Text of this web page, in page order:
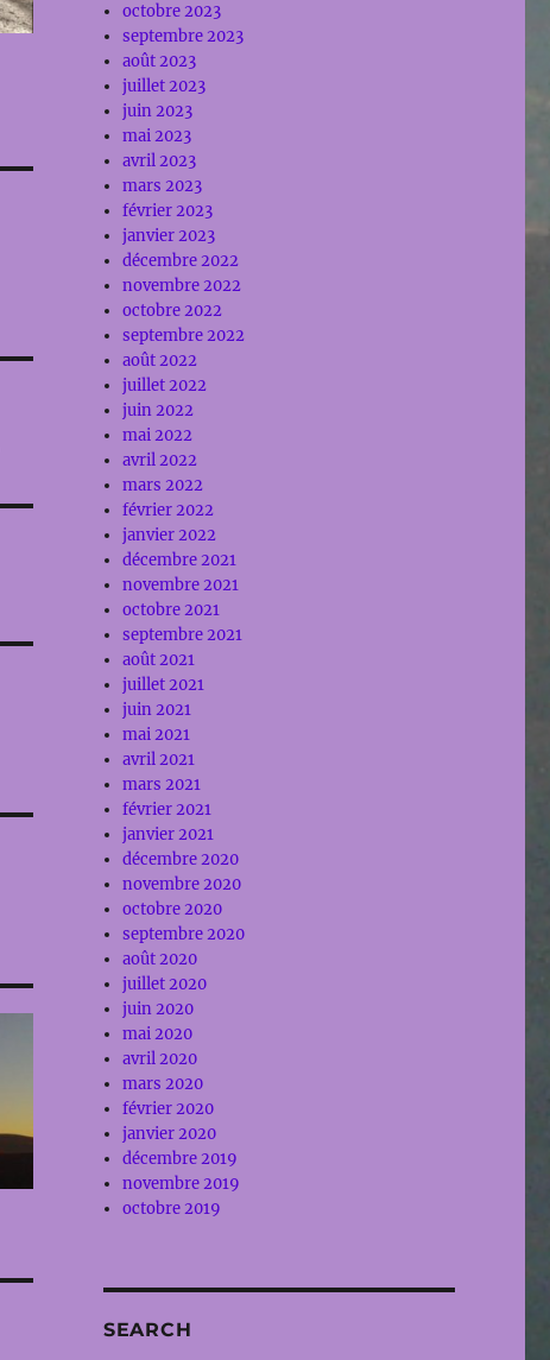
octobre 2023
septembre 2023
août 2023
juillet 2023
juin 2023
mai 2023
avril 2023
mars 2023
février 2023
janvier 2023
décembre 2022
novembre 2022
octobre 2022
septembre 2022
août 2022
juillet 2022
juin 2022
mai 2022
avril 2022
mars 2022
février 2022
janvier 2022
décembre 2021
novembre 2021
octobre 2021
septembre 2021
août 2021
juillet 2021
juin 2021
mai 2021
avril 2021
mars 2021
février 2021
janvier 2021
décembre 2020
novembre 2020
octobre 2020
septembre 2020
août 2020
juillet 2020
juin 2020
mai 2020
avril 2020
mars 2020
février 2020
janvier 2020
décembre 2019
novembre 2019
octobre 2019
SEARCH